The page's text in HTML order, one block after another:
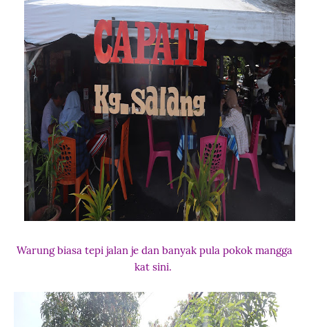
Warung biasa tepi jalan je dan banyak pula pokok mangga
kat sini.